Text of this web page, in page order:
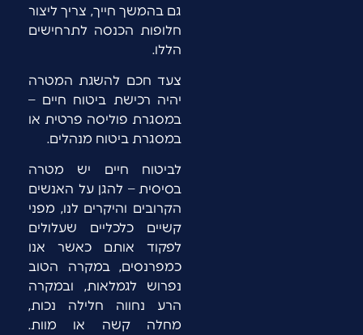
גם בהמשך חייך, צריך ליצור
חלופות הכנסה לתרחישים
הללו.
צעד חכם להשגת המטרה
יהיה רכישת ביטוח חיים –
במסגרת פוליסה פרטית או
במסגרת ביטוח מנהלים.
לביטוח חיים יש מטרה
בסיסית – להגן על האנשים
הקרובים והיקרים לנו, מפני
קשיים כלכליים שעלולים
לפקוד אותם כאשר אנו
כמפרנסים, במקרה הטוב
נפרוש לגמלאות, ובמקרה
הרע נחווה חלילה נכות,
מחלה קשה או מוות.